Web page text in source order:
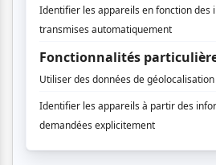
Festival Colline
Musique Québécoise Pop franco
Festival Colline